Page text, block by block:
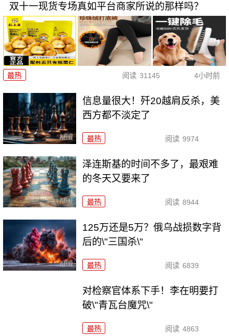
双十一现货专场真如平台商家所说的那样吗？
最热 阅读 31145 4小时前
信息量很大！歼20越肩反杀，美
西方都不淡定了
最热 阅读 9974
泽连斯基的时间不多了，最艰难
的冬天又要来了
最热 阅读 8944
125万还是5万？俄乌战损数字背
后的\"三国杀\"
最热 阅读 6839
对检察官体系下手！李在明要打
破\"青瓦台魔咒\"
最热 阅读 4863